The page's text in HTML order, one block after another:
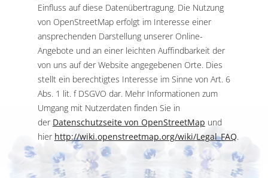
Einfluss auf diese Datenübertragung. Die Nutzung
von OpenStreetMap erfolgt im Interesse einer
ansprechenden Darstellung unserer Online-
Angebote und an einer leichten Auffindbarkeit der
von uns auf der Website angegebenen Orte. Dies
stellt ein berechtigtes Interesse im Sinne von Art. 6
Abs. 1 lit. f DSGVO dar. Mehr Informationen zum
Umgang mit Nutzerdaten finden Sie in
der Datenschutzseite von OpenStreetMap und
hier http://wiki.openstreetmap.org/wiki/Legal_FAQ.